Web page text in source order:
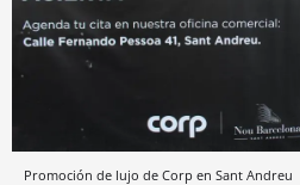
Promoción de lujo de Corp en Sant Andreu